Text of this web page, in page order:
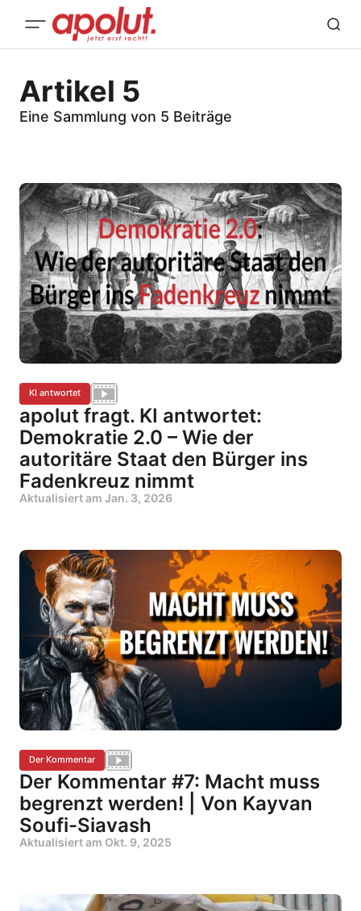
Artikel 5
Eine Sammlung von 5 Beiträge
KI antwortet
apolut fragt. KI antwortet:
Demokratie 2.0 – Wie der
autoritäre Staat den Bürger ins
Fadenkreuz nimmt
Aktualisiert am Jan. 3, 2026
Der Kommentar
Der Kommentar #7: Macht muss
begrenzt werden! | Von Kayvan
Soufi-Siavash
Aktualisiert am Okt. 9, 2025